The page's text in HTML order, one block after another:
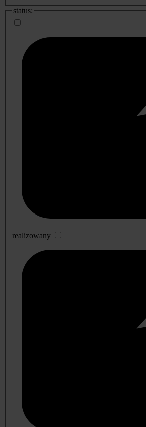
status:
realizowany